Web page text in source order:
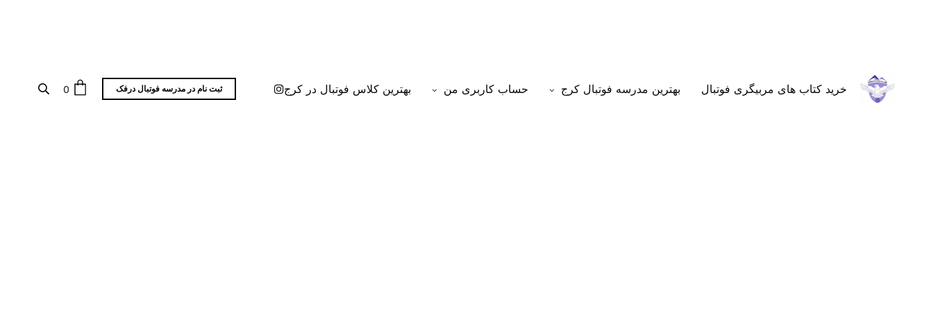
خرید کتاب های مربیگری فوتبال بهترین مدرسه فوتبال کرج حساب کاربری من بهترین کلاس فوتبال در کرج ثبت نام در مدرسه فوتبال درفک 0